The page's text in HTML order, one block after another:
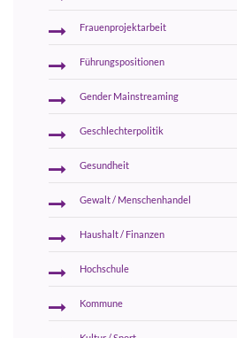
Frauenprojektarbeit
Führungspositionen
Gender Mainstreaming
Geschlechterpolitik
Gesundheit
Gewalt / Menschenhandel
Haushalt / Finanzen
Hochschule
Kommune